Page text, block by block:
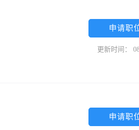
申请职
更新时间：
申请职